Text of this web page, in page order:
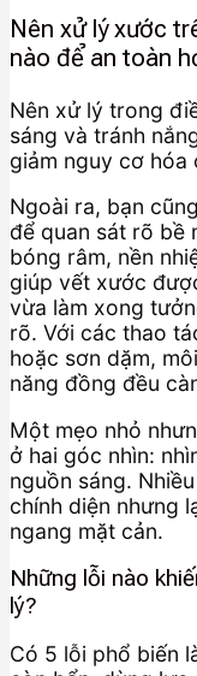
Nên xử lý xước
nào để an toàn
Nên xử lý trong
sáng và tránh
giảm nguy cơ hóa
Ngoài ra, bạn
để quan sát rõ bề
bóng râm, nền
giúp vết xước
vừa làm xong
rõ. Với các thao
hoặc sơn dặm,
năng đồng đều
Một mẹo nhỏ
ở hai góc nhìn:
nguồn sáng.
chính diện nhưng
ngang mặt cản.
Những lỗi nào
lý?
Có 5 lỗi phổ biến